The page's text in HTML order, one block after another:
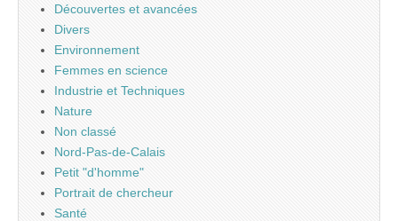
Découvertes et avancées
Divers
Environnement
Femmes en science
Industrie et Techniques
Nature
Non classé
Nord-Pas-de-Calais
Petit "d'homme"
Portrait de chercheur
Santé